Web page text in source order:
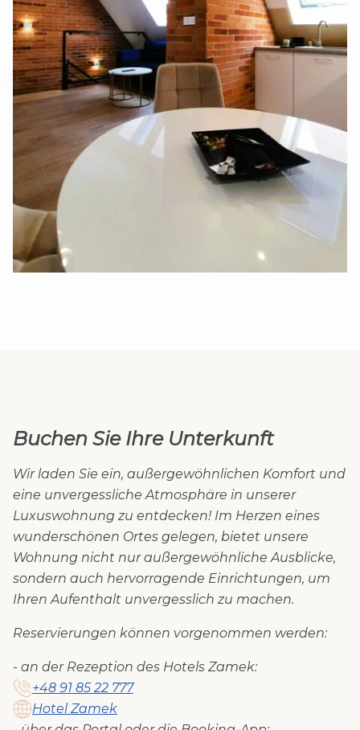
Buchen Sie Ihre Unterkunft
Wir laden Sie ein, außergewöhnlichen Komfort und
eine unvergessliche Atmosphäre in unserer
Luxuswohnung zu entdecken! Im Herzen eines
wunderschönen Ortes gelegen, bietet unsere
Wohnung nicht nur außergewöhnliche Ausblicke,
sondern auch hervorragende Einrichtungen, um
Ihren Aufenthalt unvergesslich zu machen.
Reservierungen können vorgenommen werden:
- an der Rezeption des Hotels Zamek:
+48 91 85 22 777
Hotel Zamek